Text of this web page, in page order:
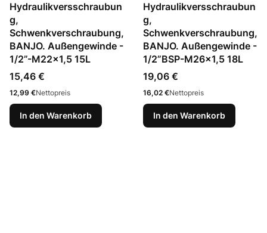
Hydraulikversschraubun
g,
Schwenkverschraubung,
BANJO. Außengewinde -
1/2”-M22x1,5 15L
Preis
15,46 €
Preis
12,99 €Nettopreis
In den Warenkorb
Hydraulikversschraubun
g,
Schwenkverschraubung,
BANJO. Außengewinde -
1/2”BSP-M26x1,5 18L
Preis
19,06 €
Preis
16,02 €Nettopreis
In den Warenkorb